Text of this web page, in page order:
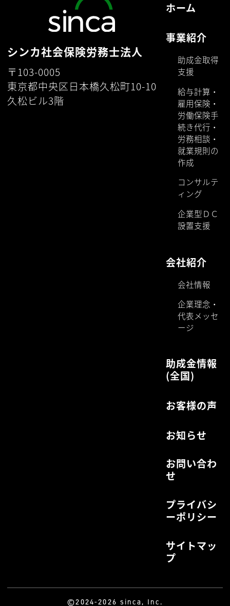
シンカ社会保険労務士法人
〒103-0005
東京都中央区日本橋久松町10-10
久松ビル3階
ホーム
事業紹介
助成金取得
支援
給与計算・
雇用保険・
労働保険手
続き代行・
労務相談・
就業規則の
作成
コンサルテ
ィング
企業型ＤＣ
設置支援
会社紹介
会社情報
企業理念・
代表メッセ
ージ
助成金情報
(全国)
お客様の声
お知らせ
お問い合わ
せ
プライバシ
ーポリシー
サイトマッ
プ
©2024-2026 sinca, Inc.